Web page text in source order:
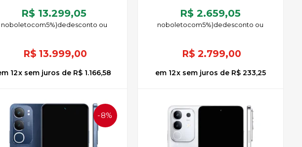
R$ 13.299,05
de
5%)
noboleto
R$ 13.999,00
12x de R$ 1.166,58
sem juros
R$ 2.659,05
de
5%)
noboleto
R$ 2.799,00
12x de R$ 233,25
sem juros
8%